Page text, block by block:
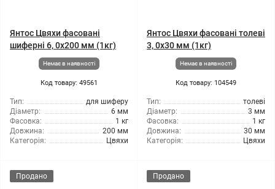
Янтос Цвяхи фасовані
шиферні 6, 0x200 мм (1кг)
Немає в наявності
Код товару: 49561
Тип:
для шиферу
Діаметр:
6 мм
Фасовка:
1 кг
Довжина:
200 мм
Категорія:
Цвяхи
Янтос Цвяхи фасовані толеві
3, 0x30 мм (1кг)
Немає в наявності
Код товару: 104549
Тип:
толеві
Діаметр:
3 мм
Фасовка:
1 кг
Довжина:
30 мм
Категорія:
Цвяхи
Продано Продано